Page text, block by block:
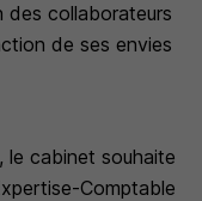
des collaborateurs
de ses envies
le cabinet souhaite
Comptable